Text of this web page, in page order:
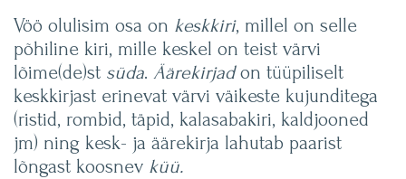
Vöö olulisim osa on keskkiri, millel on selle
põhiline kiri, mille keskel on teist värvi
lõime(de)st süda. Äärekirjadon tüüpiliselt
keskkirjast erinevat värvi väikeste kujunditega
(ristid, rombid, täpid, kalasabakiri, kaldjooned
jm) ning kesk- ja äärekirja lahutab paarist
lõngast koosnev küü.